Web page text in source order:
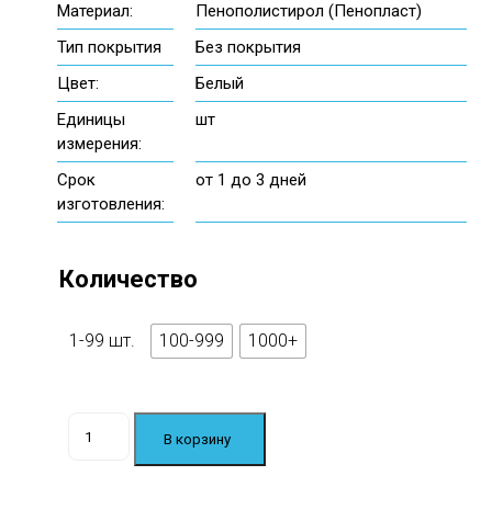
Материал:
Пенополистирол (Пенопласт)
Тип покрытия
Без покрытия
Цвет:
Белый
Единицы
измерения:
шт
Срок
изготовления:
от 1 до 3 дней
Количество
1-99 шт. 100-999 1000+
товара
Упаковка
В корзину